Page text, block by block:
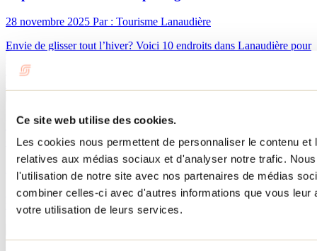
Ce site web utilise des cookies.
Les cookies nous permettent de personnaliser le contenu
relatives aux médias sociaux et d'analyser notre trafic.
l'utilisation de notre site avec nos partenaires de médias
combiner celles-ci avec d'autres informations que vous
votre utilisation de leurs services.
28 novembre 2025 Par : Tourisme Lanaudière
Envie de glisser tout l’hiver? Voici 10 endroits dans Lanaudière pour
la famille, que tu sois amateur de sensations fortes ou de sorties
Répertoire des patinoires extérieures à découvrir
dans Lanaudière
Par : Tourisme Lanaudière
Sentiers de patin en forêt, patinoires réfrigérées, tant d'endroits
féériques où patiner dans Lanaudière! Voici notre répertoire des
patinoires extérieures à découvrir dans Lanaudière.
Besoin d'information?